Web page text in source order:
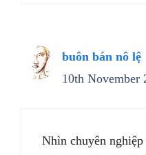
buôn bán nô lệ
10th November
Nhìn chuyên